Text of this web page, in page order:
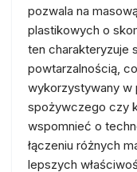
pozwala na
plastikowych o
ten charakteryzuje
powtarzalnością,
wykorzystywany w
spożywczego czy
wspomnieć o
łączeniu różnych
lepszych